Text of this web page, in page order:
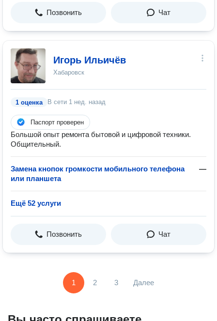
Позвонить Чат
Игорь Ильичёв
Хабаровск
1 оценка В сети 1 нед. назад
Паспорт проверен
Большой опыт ремонта бытовой и цифровой техники.
Общительный.
Замена кнопок громкости мобильного телефона
или планшета
—
Ещё 52 услуги
Позвонить Чат
1 2 3 Далее